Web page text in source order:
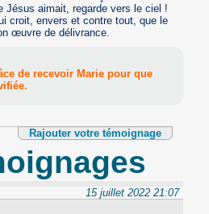
Jésus aimait, regarde vers le ciel !
croit, envers et contre tout, que le
œuvre de délivrance.
de recevoir Marie pour que
Rajouter votre témoignage
15 juillet 2022 21:07